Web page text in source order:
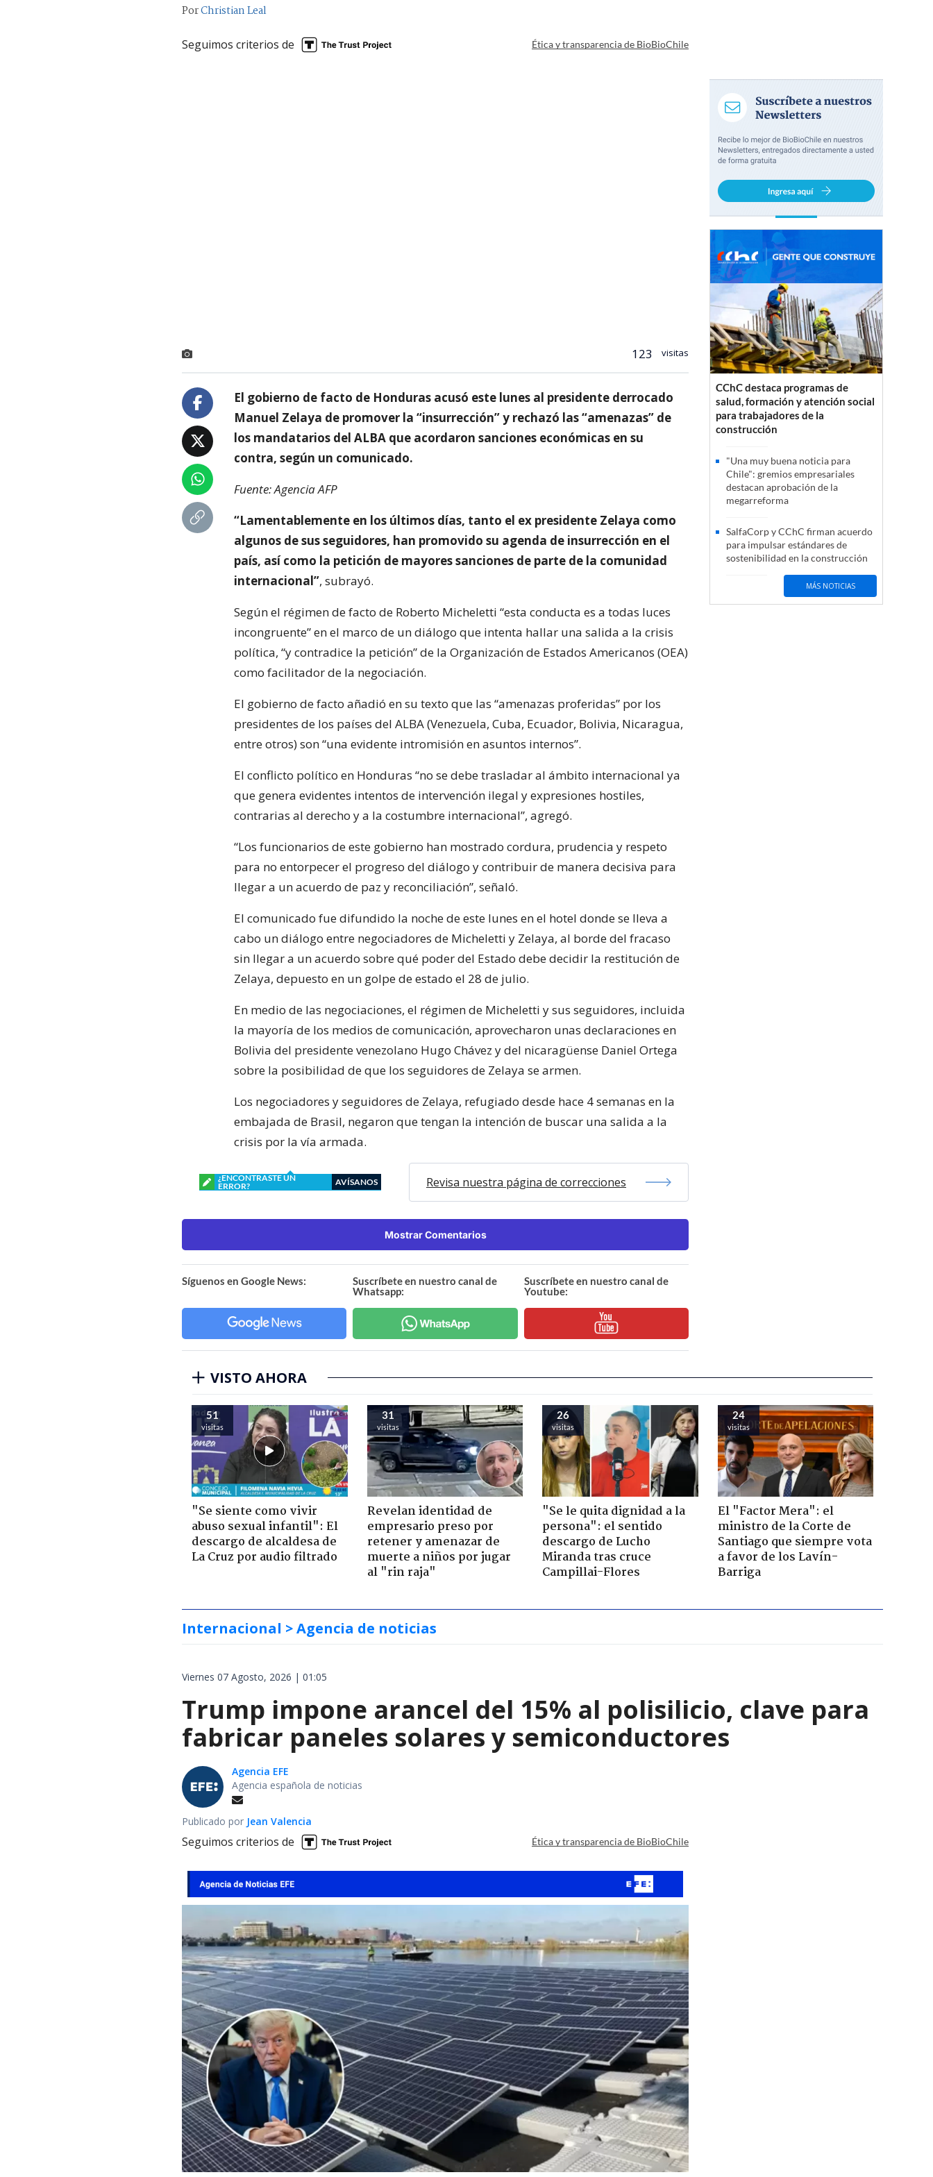
PorChristian Leal
Seguimos criterios de Ética y transparencia de BioBioChile
123 visitas
El gobierno de facto de Honduras acusó este lunes al presidente derrocado
Manuel Zelaya de promover la “insurrección” y rechazó las “amenazas” de
los mandatarios del ALBA que acordaron sanciones económicas en su
contra, según un comunicado.
Fuente: Agencia AFP
“Lamentablemente en los últimos días, tanto el ex presidente Zelaya como
algunos de sus seguidores, han promovido su agenda de insurrección en el
país, así como la petición de mayores sanciones de parte de la comunidad
internacional”, subrayó.
Según el régimen de facto de Roberto Micheletti “esta conducta es a todas luces
incongruente” en el marco de un diálogo que intenta hallar una salida a la crisis
política, “y contradice la petición” de la Organización de Estados Americanos (OEA)
como facilitador de la negociación.
El gobierno de facto añadió en su texto que las “amenazas proferidas” por los
presidentes de los países del ALBA (Venezuela, Cuba, Ecuador, Bolivia, Nicaragua,
entre otros) son “una evidente intromisión en asuntos internos”.
El conflicto político en Honduras “no se debe trasladar al ámbito internacional ya
que genera evidentes intentos de intervención ilegal y expresiones hostiles,
contrarias al derecho y a la costumbre internacional”, agregó.
“Los funcionarios de este gobierno han mostrado cordura, prudencia y respeto
para no entorpecer el progreso del diálogo y contribuir de manera decisiva para
llegar a un acuerdo de paz y reconciliación”, señaló.
El comunicado fue difundido la noche de este lunes en el hotel donde se lleva a
cabo un diálogo entre negociadores de Micheletti y Zelaya, al borde del fracaso
sin llegar a un acuerdo sobre qué poder del Estado debe decidir la restitución de
Zelaya, depuesto en un golpe de estado el 28 de julio.
En medio de las negociaciones, el régimen de Micheletti y sus seguidores, incluida
la mayoría de los medios de comunicación, aprovecharon unas declaraciones en
Bolivia del presidente venezolano Hugo Chávez y del nicaragüense Daniel Ortega
sobre la posibilidad de que los seguidores de Zelaya se armen.
Los negociadores y seguidores de Zelaya, refugiado desde hace 4 semanas en la
embajada de Brasil, negaron que tengan la intención de buscar una salida a la
crisis por la vía armada.
¿ENCONTRASTE UN
ERROR?
AVÍSANOS Revisa nuestra página de correcciones
Mostrar Comentarios
Síguenos en Google News:
Suscríbete en nuestro canal de
Whatsapp:
Suscríbete en nuestro canal de
Youtube:
CChC destaca programas de
salud, formación y atención social
para trabajadores de la
construcción
"Una muy buena noticia para
Chile": gremios empresariales
destacan aprobación de la
megarreforma
SalfaCorp y CChC firman acuerdo
para impulsar estándares de
sostenibilidad en la construcción
MÁS NOTICIAS
VISTO AHORA
51
visitas
"Se siente como vivir
abuso sexual infantil": El
descargo de alcaldesa de
La Cruz por audio filtrado
31
visitas
Revelan identidad de
empresario preso por
retener y amenazar de
muerte a niños por jugar
al "rin raja"
26
visitas
"Se le quita dignidad a la
persona": el sentido
descargo de Lucho
Miranda tras cruce
Campillai-Flores
24
visitas
El "Factor Mera": el
ministro de la Corte de
Santiago que siempre vota
a favor de los Lavín-
Barriga
Internacional > Agencia de noticias
Viernes 07 Agosto, 2026 | 01:05
Trump impone arancel del 15% al polisilicio, clave para
fabricar paneles solares y semiconductores
Agencia EFE
Agencia española de noticias
Publicado por Jean Valencia
Seguimos criterios de Ética y transparencia de BioBioChile